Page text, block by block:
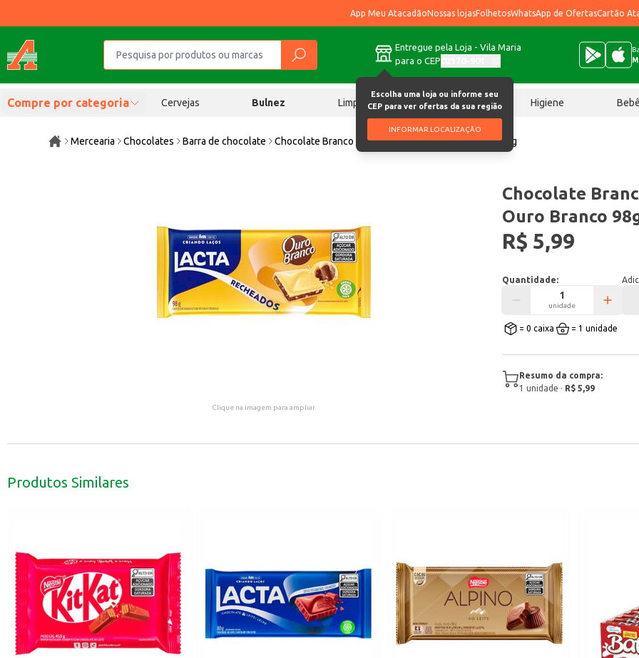
App Meu AtacadãoNossas lojasFolhetosWhatsApp de OfertasCartão
Entregue pela Loja - Vila Maria
para o CEP
Escolha uma loja ou informe seu
CEP para ver ofertas da sua região
INFORMAR LOCALIZAÇÃO
Compre por categoria Cervejas Bulnez Limpeza Chocolates Higiene
Mercearia Chocolates Barra de chocolate Chocolate Branco Lacta Com Recheio Ouro Branco 98g
Clique na imagem para ampliar.
Chocolate
Ouro Branco
R$ 5,99
Quantidade:
unidade
= 0 caixa = 1 unidade
Resumo da compra:
1 unidade · R$ 5,99
Produtos Similares